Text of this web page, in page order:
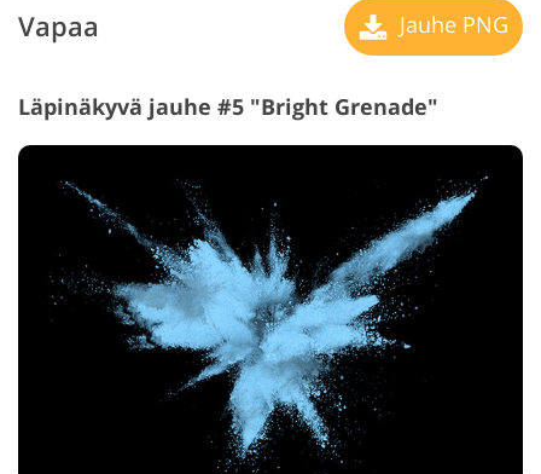
Vapaa Jauhe PNG
Läpinäkyvä jauhe #5 "Bright Grenade"